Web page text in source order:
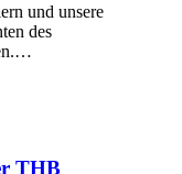
und unsere
des
THB